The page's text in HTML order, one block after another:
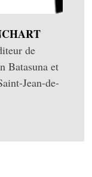
de
Batasuna et
Jean-de-